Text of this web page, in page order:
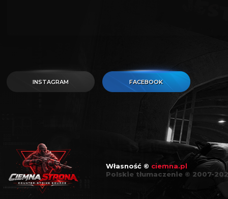
INSTAGRAM FACEBOOK
Własność © ciemna.pl
Polskie tłumaczenie © 2007-